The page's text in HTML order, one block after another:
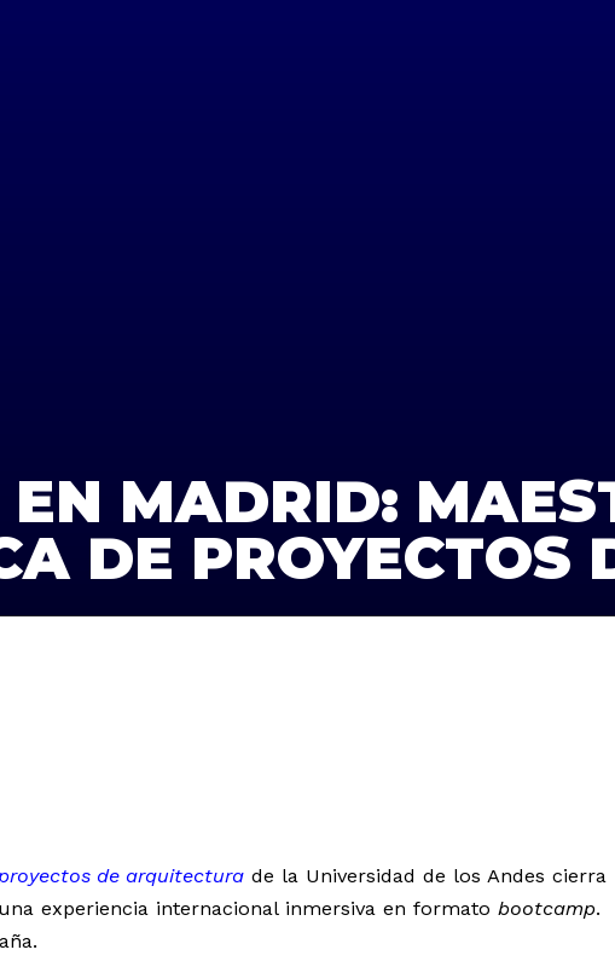
MADRID:
DE PROYECTOS
de arquitectura de la Universidad de los Andes cierra
experiencia internacional inmersiva en formato bootcamp.